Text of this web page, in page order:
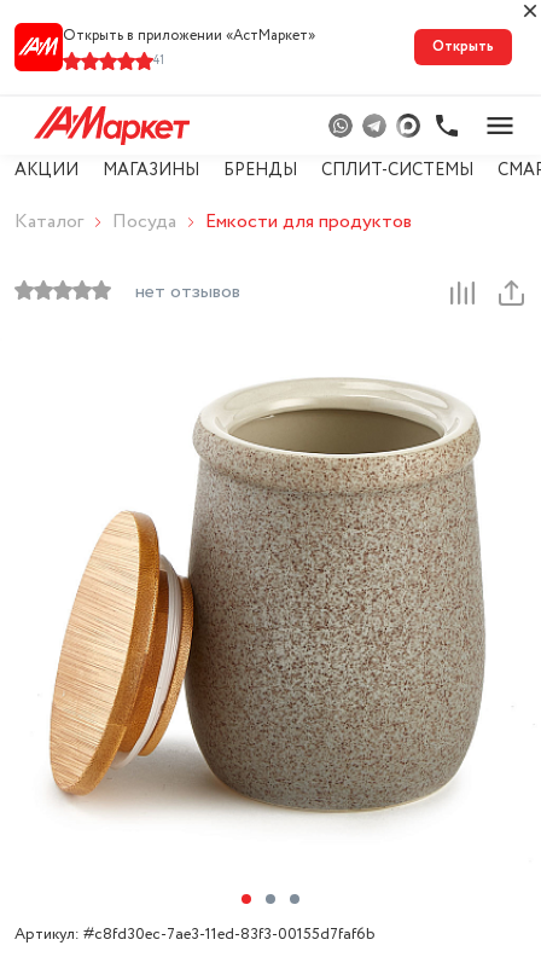
Открыть в приложении «АстМарке‪т‬»
41
Открыть
АКЦИИ МАГАЗИНЫ БРЕНДЫ СПЛИТ-СИСТЕМЫ
Каталог Посуда Емкости для продуктов
нет отзывов
Артикул: #c8fd30ec-7ae3-11ed-83f3-00155d7faf6b